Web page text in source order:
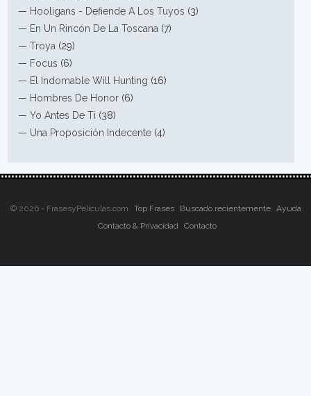
— Hooligans - Defiende A Los Tuyos (3)
— En Un Rincón De La Toscana (7)
—Troya (29)
— Focus (6)
— El Indomable Will Hunting (16)
— Hombres De Honor (6)
—Yo Antes De Ti (38)
— Una Proposición Indecente (4)
© 2026 - FrasesyPeliculas.com Top Frases Buscado recientemente
Ayuda
Contacto & Privacidad
Contacto